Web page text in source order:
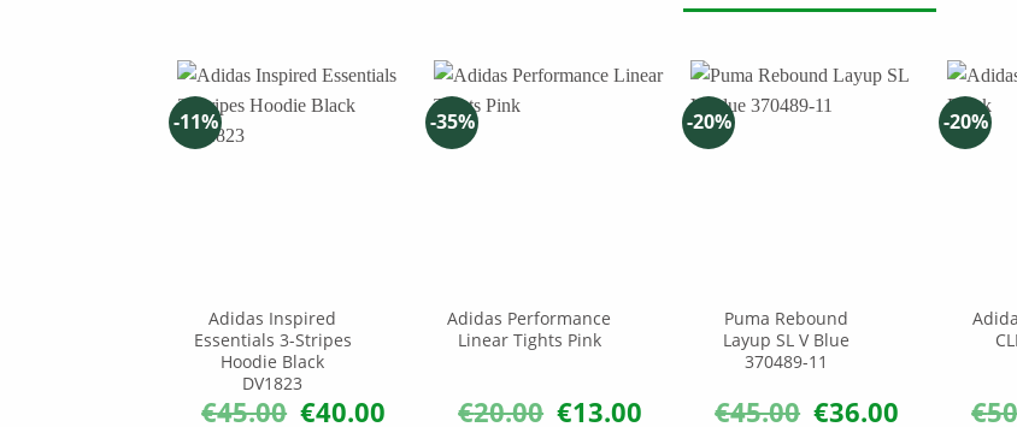
-11%
Adidas Inspired
Essentials 3-Stripes
Hoodie Black
DV1823
€45.00 Original
€40.00Η
-35%
Adidas Performance
Linear Tights Pink
€20.00 Original
€13.00Η
-20%
Puma Rebound
Layup SL V Blue
370489-11
€45.00 Original
€36.00Η
-20%
€